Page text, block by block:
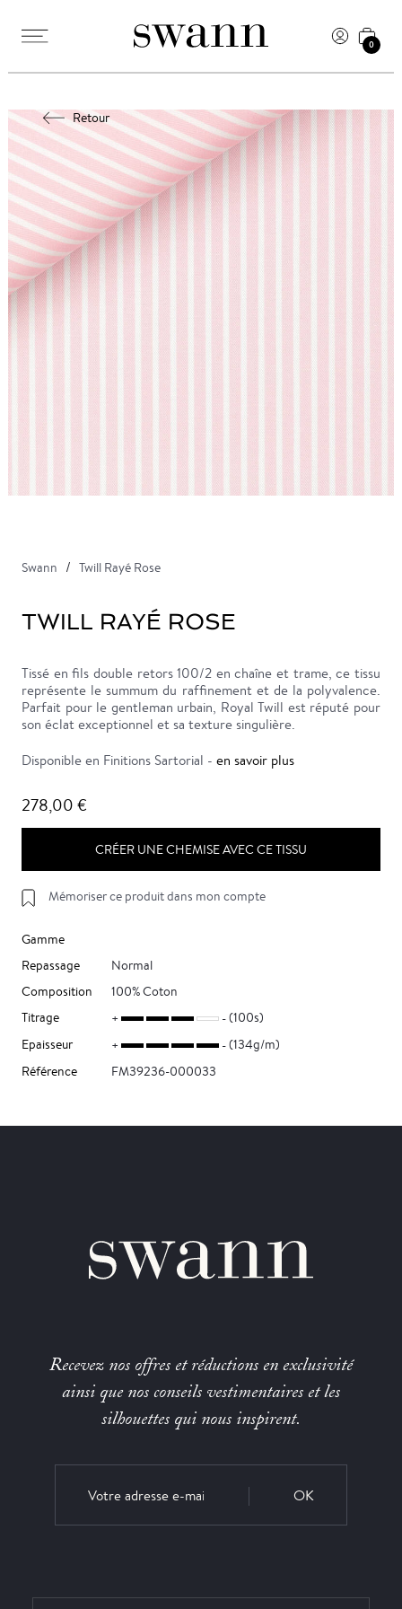
0
Retour
Swann Twill Rayé Rose
TWILL RAYÉ ROSE
Tissé en fils double retors 100/2 en chaîne et trame, ce tissu
représente le summum du raffinement et de la polyvalence.
Parfait pour le gentleman urbain, Royal Twill est réputé pour
son éclat exceptionnel et sa texture singulière.
Disponible en Finitions Sartorial - en savoir plus
278,00 €
CRÉER UNE CHEMISE AVEC CE TISSU
Mémoriser ce produit dans mon compte
Gamme
Repassage
Normal
Composition
100% Coton
Titrage
(100s)
Epaisseur
(134g/m)
Référence
FM39236-000033
Recevez nos offres et réductions en exclusivité
ainsi que nos conseils vestimentaires et les
silhouettes qui nous inspirent.
OK